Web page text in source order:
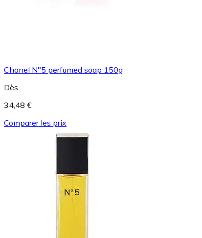
Chanel N°5 perfumed soap 150g
Dès
34,48 €
Comparer les prix